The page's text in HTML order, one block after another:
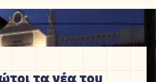
τα νέα του